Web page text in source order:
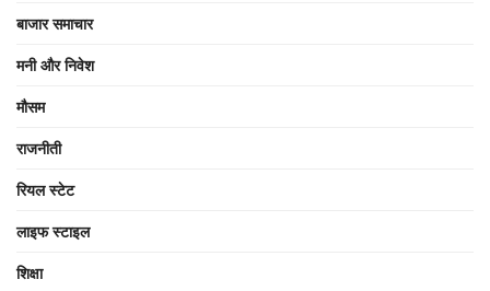
बाजार समाचार
मनी और निवेश
मौसम
राजनीती
रियल स्टेट
लाइफ स्टाइल
शिक्षा